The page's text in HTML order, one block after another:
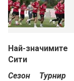
Най-
Сити
Сезон Турнир